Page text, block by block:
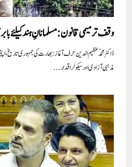
وقف ترمیمی قانون: مسلمانانِ ہند کیلئے
ڈاکٹر محمّد عظیم الدین حرف آغاز:بھارت کی جمہوری تاریخ،
مذہبی آزادی اور سیکولر اقدار...